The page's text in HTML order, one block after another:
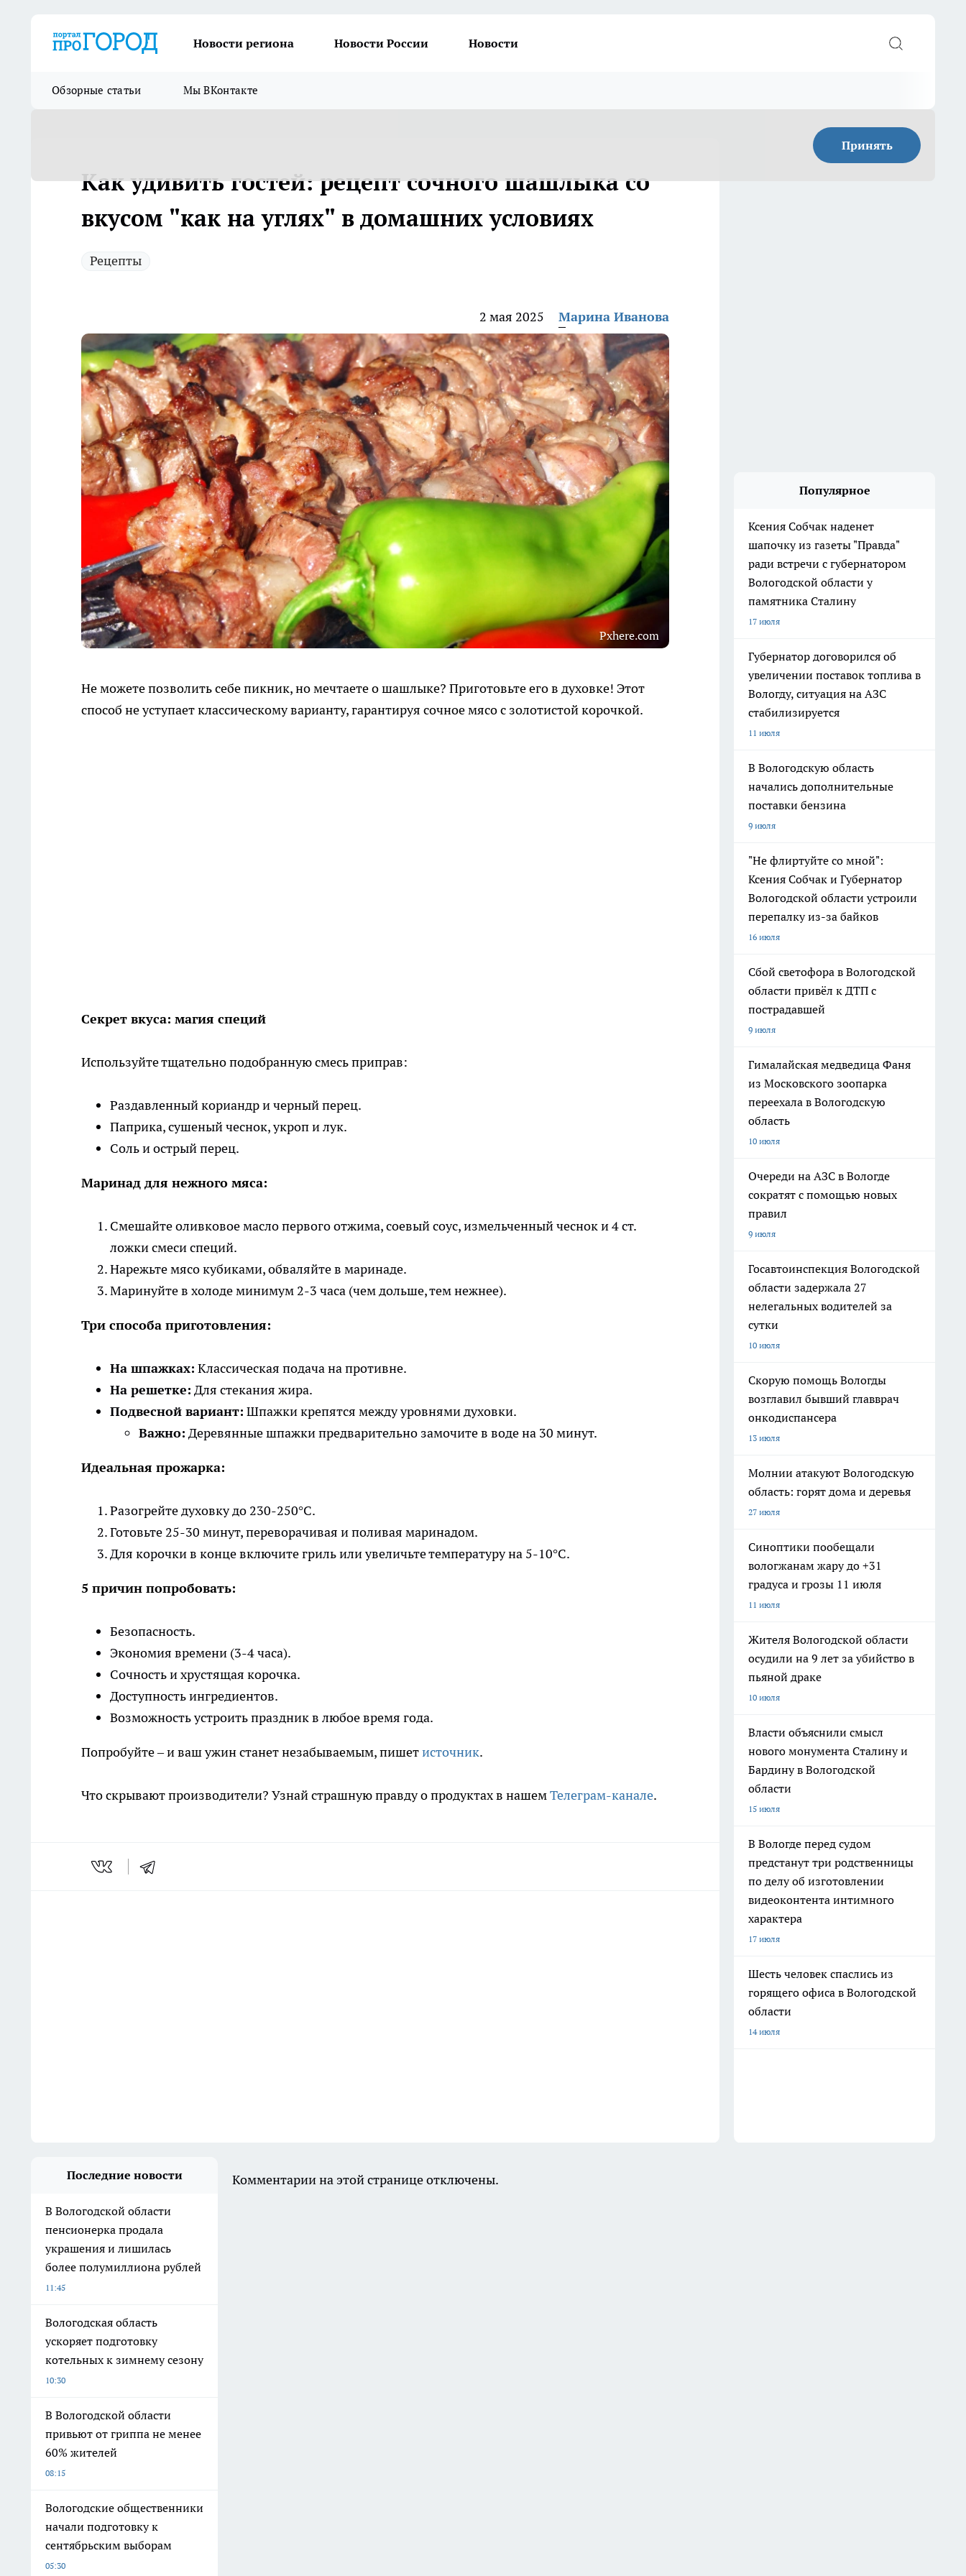
Новости региона Новости России Новости
Обзорные статьи Мы ВКонтакте
Принять
Как удивить гостей: рецепт сочного шашлыка со
вкусом "как на углях" в домашних условиях
Рецепты
2 мая 2025 Марина Иванова
Pxhere.com
Не можете позволить себе пикник, но мечтаете о шашлыке? Приготовьте его в духовке! Этот
способ не уступает классическому варианту, гарантируя сочное мясо с золотистой корочкой.
Секрет вкуса: магия специй
Используйте тщательно подобранную смесь приправ:
Раздавленный кориандр и черный перец.
Паприка, сушеный чеснок, укроп и лук.
Соль и острый перец.
Маринад для нежного мяса:
Смешайте оливковое масло первого отжима, соевый соус, измельченный чеснок и 4 ст.
ложки смеси специй.
Нарежьте мясо кубиками, обваляйте в маринаде.
Маринуйте в холоде минимум 2-3 часа (чем дольше, тем нежнее).
Три способа приготовления:
На шпажках: Классическая подача на противне.
На решетке: Для стекания жира.
Подвесной вариант: Шпажки крепятся между уровнями духовки.
Важно: Деревянные шпажки предварительно замочите в воде на 30 минут.
Идеальная прожарка:
Разогрейте духовку до 230-250°C.
Готовьте 25-30 минут, переворачивая и поливая маринадом.
Для корочки в конце включите гриль или увеличьте температуру на 5-10°C.
5 причин попробовать:
Безопасность.
Экономия времени (3-4 часа).
Сочность и хрустящая корочка.
Доступность ингредиентов.
Возможность устроить праздник в любое время года.
Попробуйте – и ваш ужин станет незабываемым, пишетисточник.
Что скрывают производители? Узнай страшную правду о продуктах в нашемТелеграм-канале.
Популярное
Ксения Собчак наденет
шапочку из газеты "Правда"
ради встречи с губернатором
Вологодской области у
памятника Сталину
17 июля
Губернатор договорился об
увеличении поставок топлива в
Вологду, ситуация на АЗС
стабилизируется
11 июля
В Вологодскую область
начались дополнительные
поставки бензина
9 июля
"Не флиртуйте со мной":
Ксения Собчак и Губернатор
Вологодской области устроили
перепалку из-за байков
16 июля
Сбой светофора в Вологодской
области привёл к ДТП с
пострадавшей
9 июля
Гималайская медведица Фаня
из Московского зоопарка
переехала в Вологодскую
область
10 июля
Очереди на АЗС в Вологде
сократят с помощью новых
правил
9 июля
Госавтоинспекция Вологодской
области задержала 27
нелегальных водителей за
сутки
10 июля
Скорую помощь Вологды
возглавил бывший главврач
онкодиспансера
13 июля
Молнии атакуют Вологодскую
область: горят дома и деревья
27 июля
Синоптики пообещали
вологжанам жару до +31
градуса и грозы 11 июля
11 июля
Жителя Вологодской области
осудили на 9 лет за убийство в
пьяной драке
10 июля
Власти объяснили смысл
нового монумента Сталину и
Бардину в Вологодской
области
15 июля
В Вологде перед судом
предстанут три родственницы
по делу об изготовлении
видеоконтента интимного
характера
17 июля
Шесть человек спаслись из
горящего офиса в Вологодской
области
14 июля
Последние новости
В Вологодской области
пенсионерка продала
украшения и лишилась
более полумиллиона рублей
11:45
Вологодская область
ускоряет подготовку
котельных к зимнему сезону
10:30
В Вологодской области
привьют от гриппа не менее
60% жителей
08:15
Вологодские общественники
начали подготовку к
сентябрьским выборам
05:30
Комментарии на этой странице отключены.